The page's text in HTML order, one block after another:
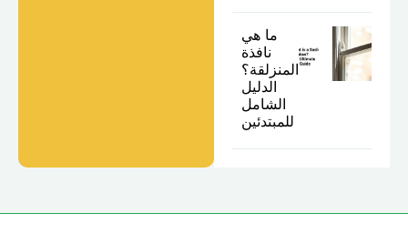
ما هي
نافذة
المنزلقة؟
الدليل
الشامل
للمبتدئين